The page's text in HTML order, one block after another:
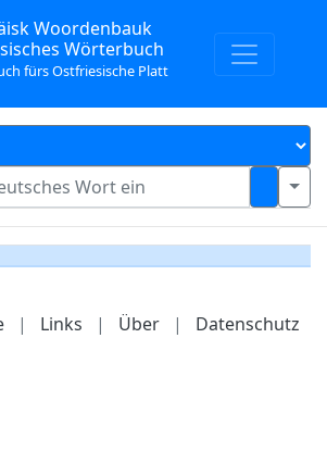
Woordenbauk
Wörterbuch
fürs Ostfriesische Platt
| Links | Über | Datenschutz